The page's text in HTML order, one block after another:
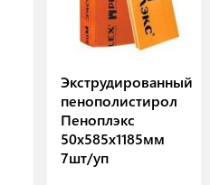
Экструдированный
пенополистирол
Пеноплэкс
50х585х1185мм
7шт/уп